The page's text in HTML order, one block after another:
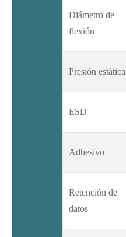
Diámetro de
flexión
Presión estática
ESD
Adhesivo
Retención de
datos